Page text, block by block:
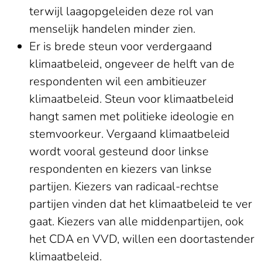
terwijl laagopgeleiden deze rol van
menselijk handelen minder zien.
Er is brede steun voor verdergaand
klimaatbeleid, ongeveer de helft van de
respondenten wil een ambitieuzer
klimaatbeleid. Steun voor klimaatbeleid
hangt samen met politieke ideologie en
stemvoorkeur. Vergaand klimaatbeleid
wordt vooral gesteund door linkse
respondenten en kiezers van linkse
partijen. Kiezers van radicaal-rechtse
partijen vinden dat het klimaatbeleid te ver
gaat. Kiezers van alle middenpartijen, ook
het CDA en VVD, willen een doortastender
klimaatbeleid.